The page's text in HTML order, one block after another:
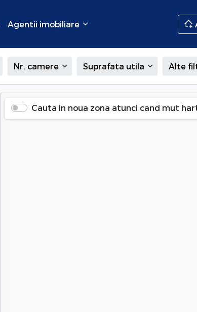
Agentii imobiliare
Nr. camere Suprafata utila Alte
Cauta in noua zona atunci cand mut